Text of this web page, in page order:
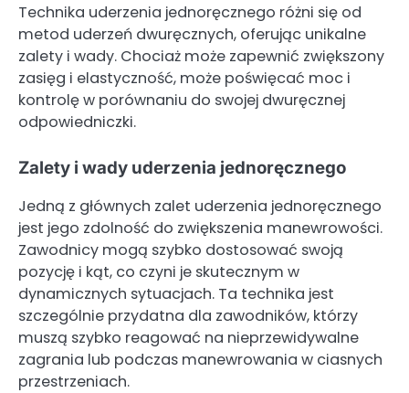
Technika uderzenia jednoręcznego różni się od
metod uderzeń dwuręcznych, oferując unikalne
zalety i wady. Chociaż może zapewnić zwiększony
zasięg i elastyczność, może poświęcać moc i
kontrolę w porównaniu do swojej dwuręcznej
odpowiedniczki.
Zalety i wady uderzenia jednoręcznego
Jedną z głównych zalet uderzenia jednoręcznego
jest jego zdolność do zwiększenia manewrowości.
Zawodnicy mogą szybko dostosować swoją
pozycję i kąt, co czyni je skutecznym w
dynamicznych sytuacjach. Ta technika jest
szczególnie przydatna dla zawodników, którzy
muszą szybko reagować na nieprzewidywalne
zagrania lub podczas manewrowania w ciasnych
przestrzeniach.